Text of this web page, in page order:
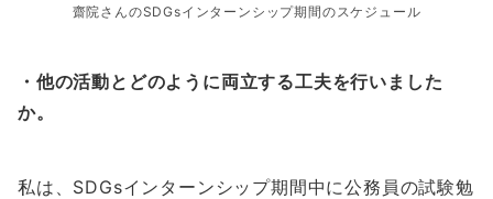
齋院さんのSDGsインターンシップ期間のスケジュール
・他の活動とどのように両立する工夫を行いました
か。
私は、SDGsインターンシップ期間中に公務員の試験勉